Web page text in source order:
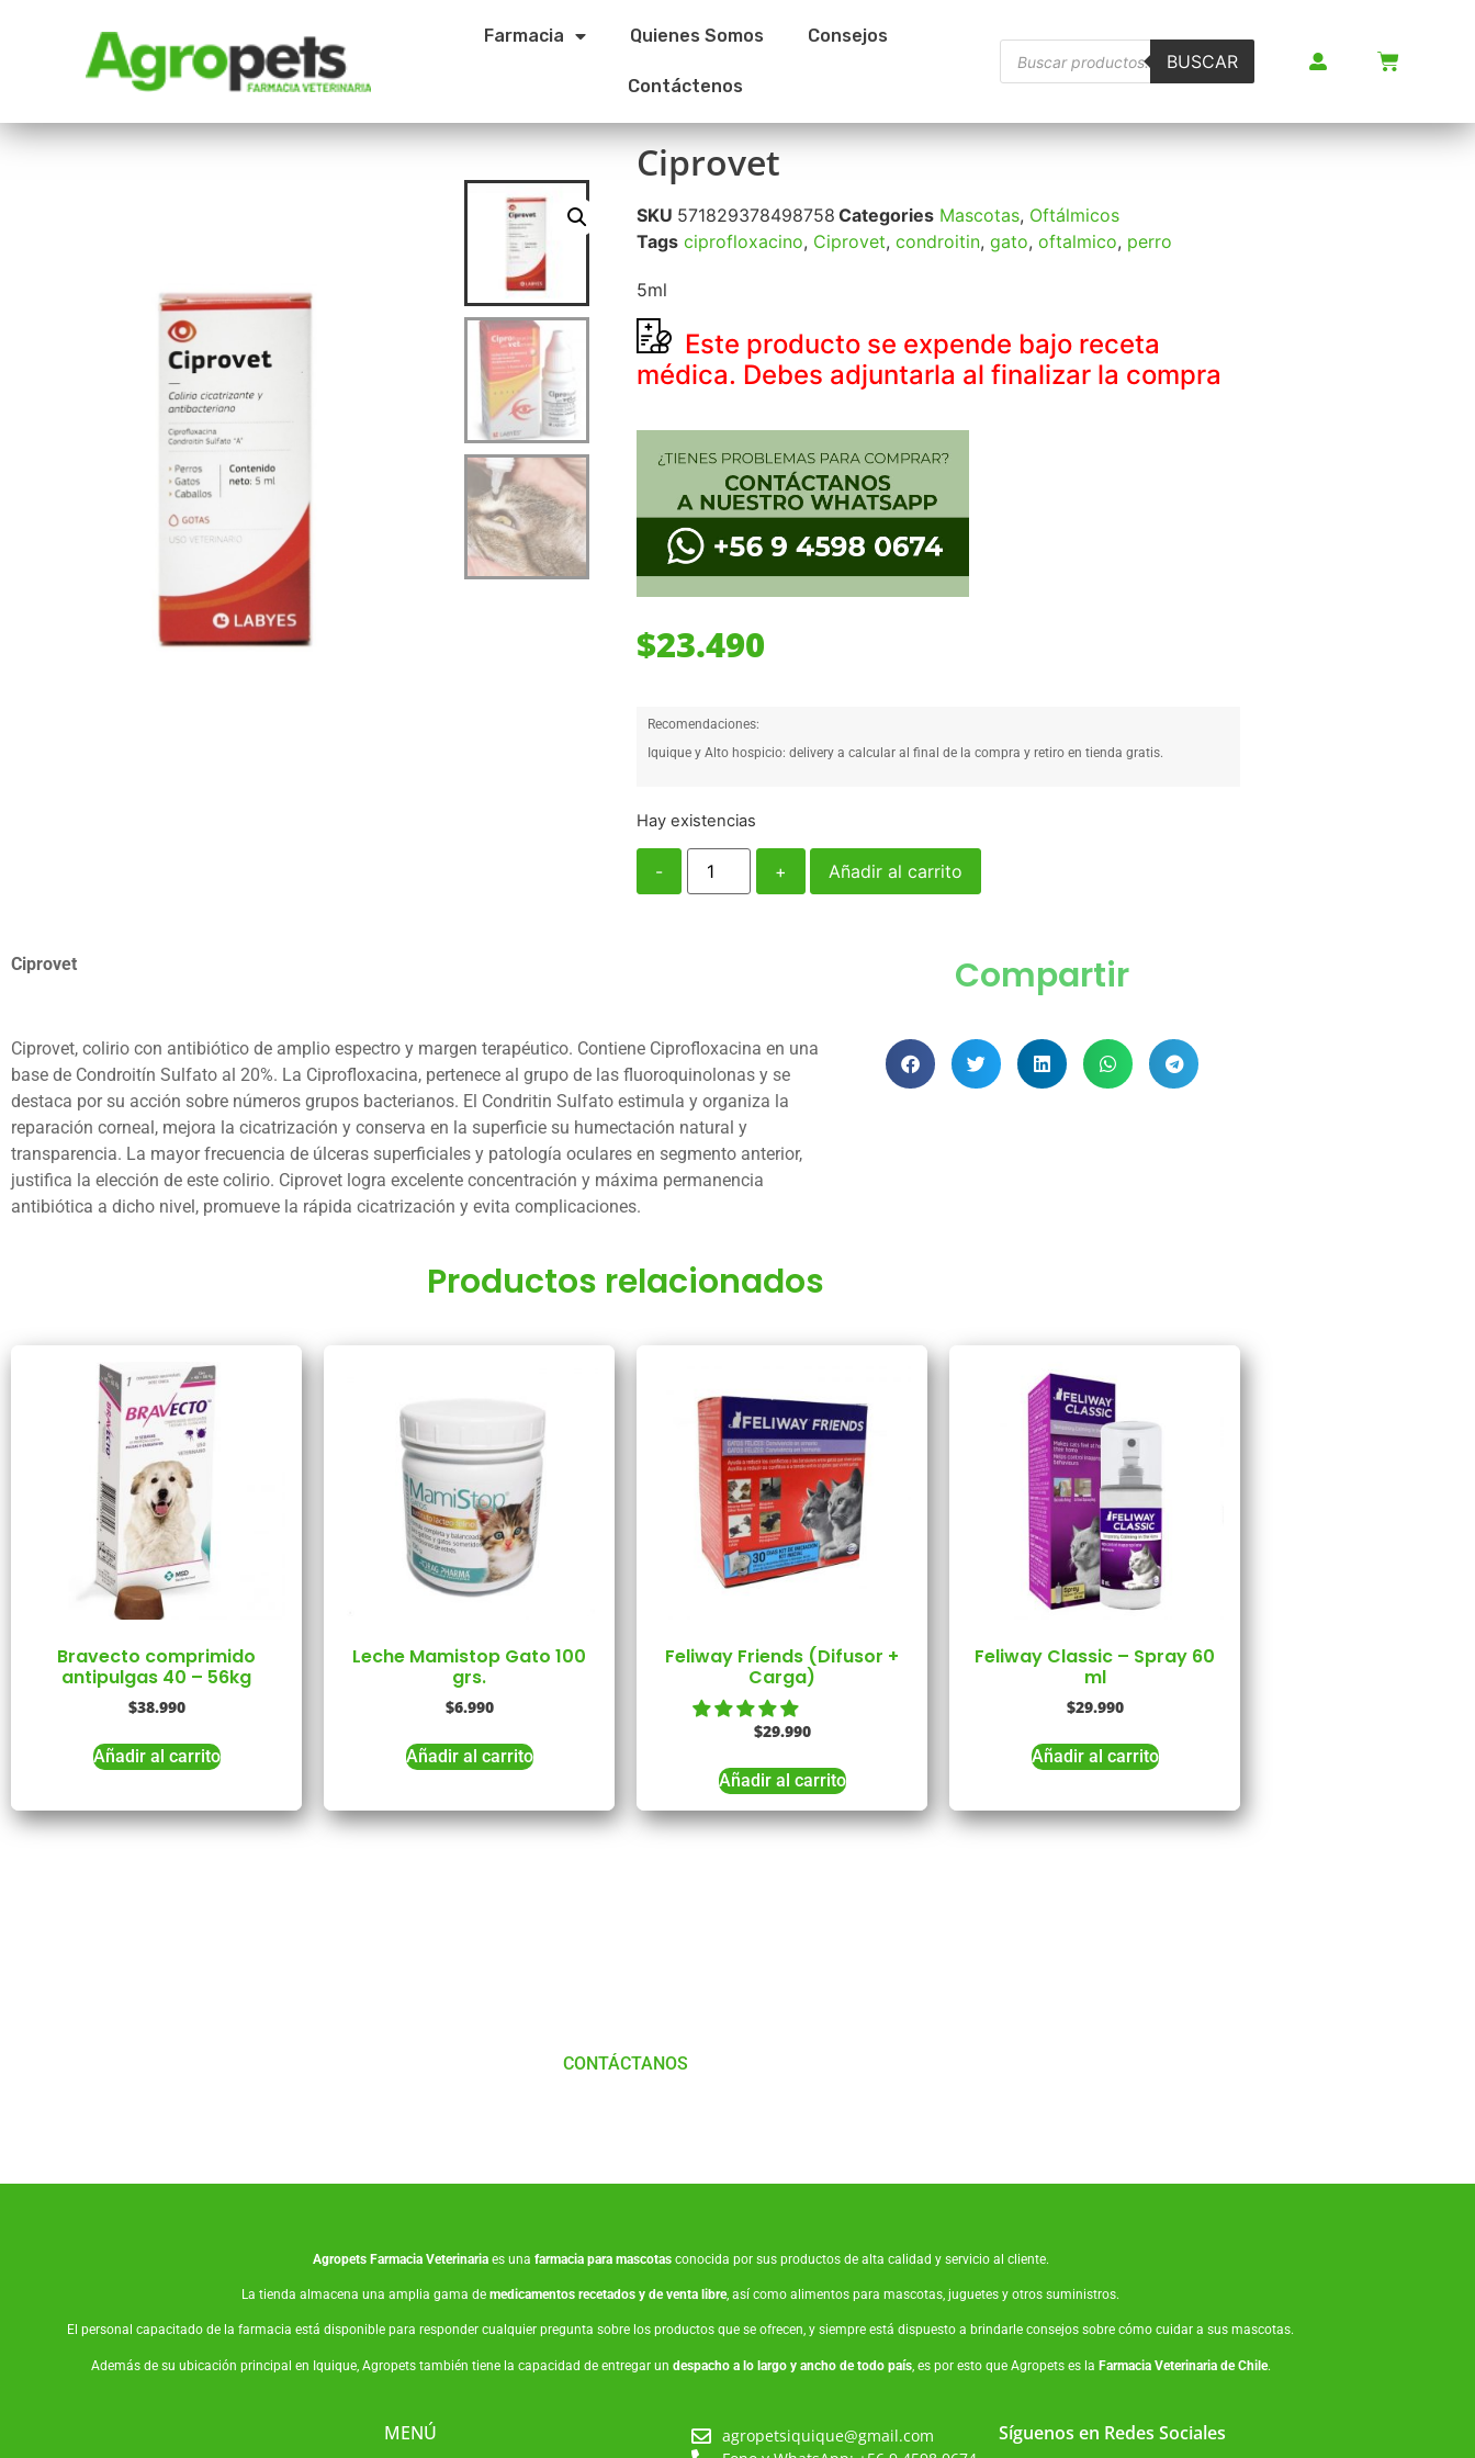
Farmacia Quienes Somos Consejos
Contáctenos
BUSCAR
Ciprovet
SKU 571829378498758 Categories Mascotas, Oftálmicos
Tags ciprofloxacino, Ciprovet, condroitin, gato, oftalmico, perro
5ml
Este producto se expende bajo receta
médica. Debes adjuntarla al finalizar la compra
$23.490
Recomendaciones:
Iquique y Alto hospicio: delivery a calcular al final de la compra y retiro en tienda gratis.
Hay existencias
- + Añadir al carrito
Ciprovet
Ciprovet, colirio con antibiótico de amplio espectro y margen terapéutico. Contiene Ciprofloxacina en una
base de Condroitín Sulfato al 20%. La Ciprofloxacina, pertenece al grupo de las fluoroquinolonas y se
destaca por su acción sobre números grupos bacterianos. El Condritin Sulfato estimula y organiza la
reparación corneal, mejora la cicatrización y conserva en la superficie su humectación natural y
transparencia. La mayor frecuencia de úlceras superficiales y patología oculares en segmento anterior,
justifica la elección de este colirio. Ciprovet logra excelente concentración y máxima permanencia
antibiótica a dicho nivel, promueve la rápida cicatrización y evita complicaciones.
Compartir
Productos relacionados
Bravecto comprimido
antipulgas 40 – 56kg
$38.990
Añadir al carrito
Leche Mamistop Gato 100
grs.
$6.990
Añadir al carrito
Feliway Friends (Difusor +
Carga)
$29.990
Añadir al carrito
Feliway Classic – Spray 60
ml
$29.990
Añadir al carrito
CONTÁCTANOS
Agropets Farmacia Veterinariaes una farmacia para mascotasconocida por sus productos de alta calidad y servicio al cliente.
La tienda almacena una amplia gama de medicamentos recetados y de venta libre, así como alimentos para mascotas, juguetes y otros suministros.
El personal capacitado de la farmacia está disponible para responder cualquier pregunta sobre los productos que se ofrecen, y siempre está dispuesto a brindarle consejos sobre cómo cuidar a sus mascotas.
Además de su ubicación principal en Iquique, Agropets también tiene la capacidad de entregar un despacho a lo largo y ancho de todo país, es por esto que Agropets es la Farmacia Veterinaria de Chile.
MENÚ
agropetsiquique@gmail.com
Síguenos en Redes Sociales